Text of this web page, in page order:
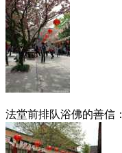
法堂前排队浴佛的善信：